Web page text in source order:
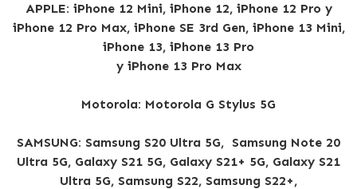
APPLE: iPhone 12 Mini, iPhone 12, iPhone 12 Pro y
iPhone 12 Pro Max, iPhone SE 3rd Gen, iPhone 13 Mini,
iPhone 13, iPhone 13 Pro
y iPhone 13 Pro Max
Motorola: Motorola G Stylus 5G
SAMSUNG: Samsung S20 Ultra 5G, Samsung Note 20
Ultra 5G, Galaxy S21 5G, Galaxy S21+ 5G, Galaxy S21
Ultra 5G, Samsung S22, Samsung S22+,